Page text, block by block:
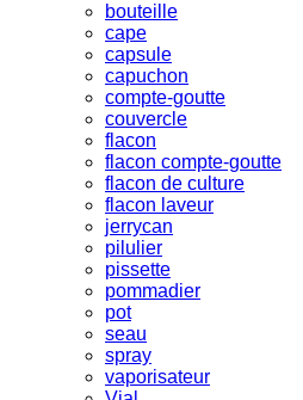
bouteille
cape
capsule
capuchon
compte-goutte
couvercle
flacon
flacon compte-goutte
flacon de culture
flacon laveur
jerrycan
pilulier
pissette
pommadier
pot
seau
spray
vaporisateur